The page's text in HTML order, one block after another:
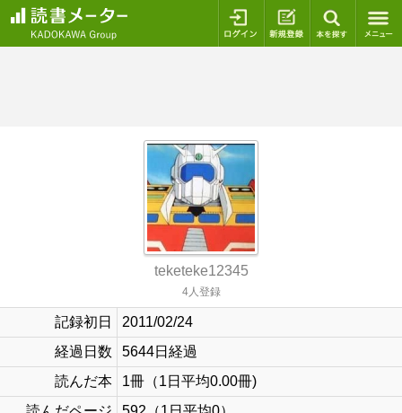
ログイン 新規登録
teketeke12345
4人登録
記録初日
2011/02/24
経過日数
5644日経過
読んだ本
1冊（1日平均0.00冊)